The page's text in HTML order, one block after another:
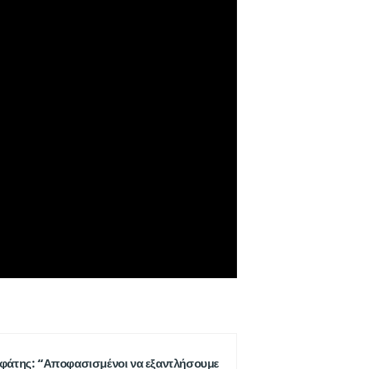
“Αποφασισμένοι να εξαντλήσουμε